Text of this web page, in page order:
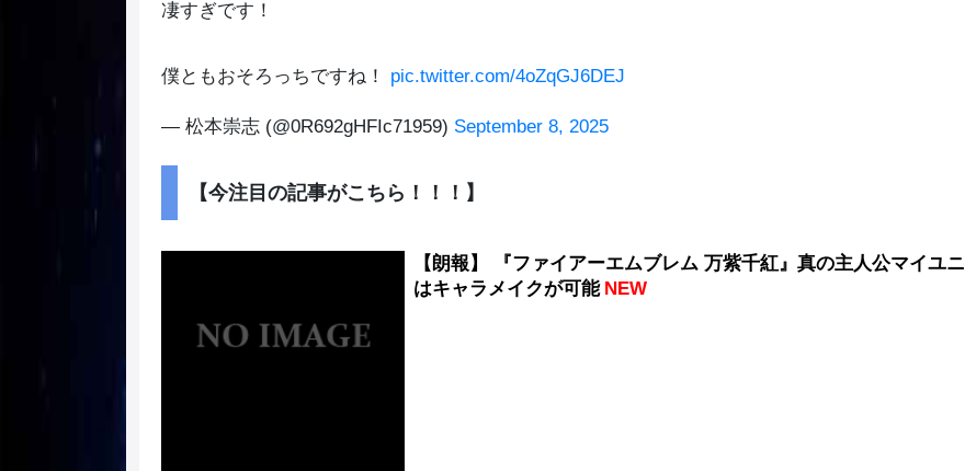
凄すぎです！
僕ともおそろっちですね！ pic.twitter.com/4oZqGJ6DEJ
— 松本崇志 (@0R692gHFIc71959) September 8, 2025
【今注目の記事がこちら！！！】
【朗報】 『ファイアーエムブレム 万紫千紅』真の主人公マイユニ
はキャラメイクが可能 NEW